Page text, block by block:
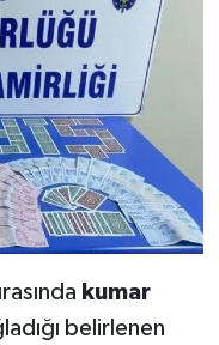
kumar
belirlenen